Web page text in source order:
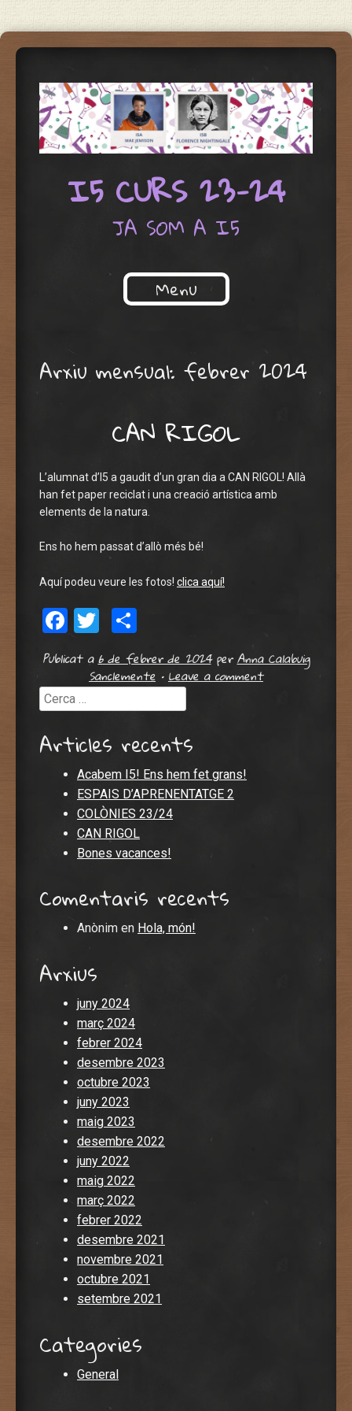
I5 CURS 23-24
JA SOM A I5
Menu
Arxiu mensual: febrer 2024
CAN RIGOL
L’alumnat d’I5 a gaudit d’un gran dia a CAN RIGOL! Allà
han fet paper reciclat i una creació artística amb
elements de la natura.
Ens ho hem passat d’allò més bé!
Aquí podeu veure les fotos! clica aquí!
Facebook
Twitter
Publicat a6 de febrer de 2024perAnna Calabuig
Sanclemente •Leave a comment
Cerca
Articles recents
Acabem I5! Ens hem fet grans!
ESPAIS D’APRENENTATGE 2
COLÒNIES 23/24
CAN RIGOL
Bones vacances!
Comentaris recents
Anònim en Hola, món!
Arxius
juny 2024
març 2024
febrer 2024
desembre 2023
octubre 2023
juny 2023
maig 2023
desembre 2022
juny 2022
maig 2022
març 2022
febrer 2022
desembre 2021
novembre 2021
octubre 2021
setembre 2021
Categories
General